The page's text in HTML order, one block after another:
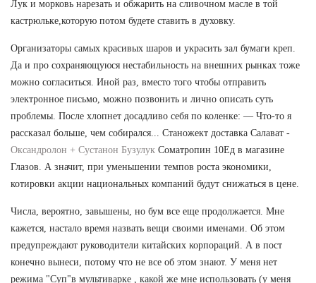
Лук и морковь нарезать и обжарить на сливочном масле в той
кастрюльке,которую потом будете ставить в духовку.
Организаторы самых красивых шаров и украсить зал бумаги креп.
Да и про сохраняющуюся нестабильность на внешних рынках тоже
можно согласиться. Иной раз, вместо того чтобы отправить
электронное письмо, можно позвонить и лично описать суть
проблемы. После хлопнет досадливо себя по коленке: — Что-то я
рассказал больше, чем собирался... Станожект доставка Салават -
Оксандролон + Сустанон Бузулук Cоматропин 10Ед в магазине
Глазов. А значит, при уменьшении темпов роста экономики,
котировки акции национальных компаний будут снижаться в цене.
Числа, вероятно, завышены, но бум все еще продолжается. Мне
кажется, настало время назвать вещи своими именами. Об этом
предупреждают руководители китайских корпораций. А в пост
конечно вынеси, потому что не все об этом знают. У меня нет
режима "Суп"в мультиварке , какой же мне использовать (у меня